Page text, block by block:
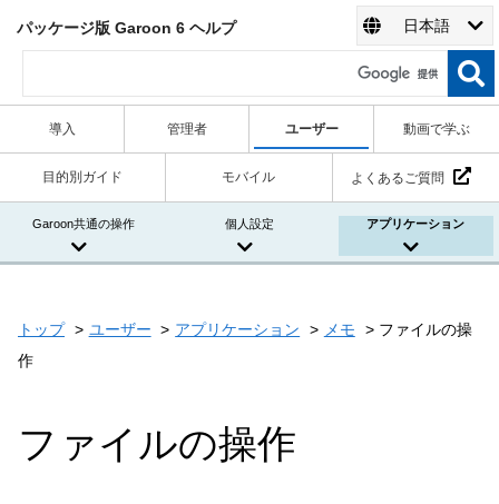
パッケージ版 Garoon 6 ヘルプ 日本語
導入 管理者 ユーザー 動画で学ぶ
目的別ガイド モバイル よくあるご質問
Garoon共通の操作 個人設定 アプリケーション
トップ ユーザー アプリケーション メモ
ファイルの操
作
ファイルの操作